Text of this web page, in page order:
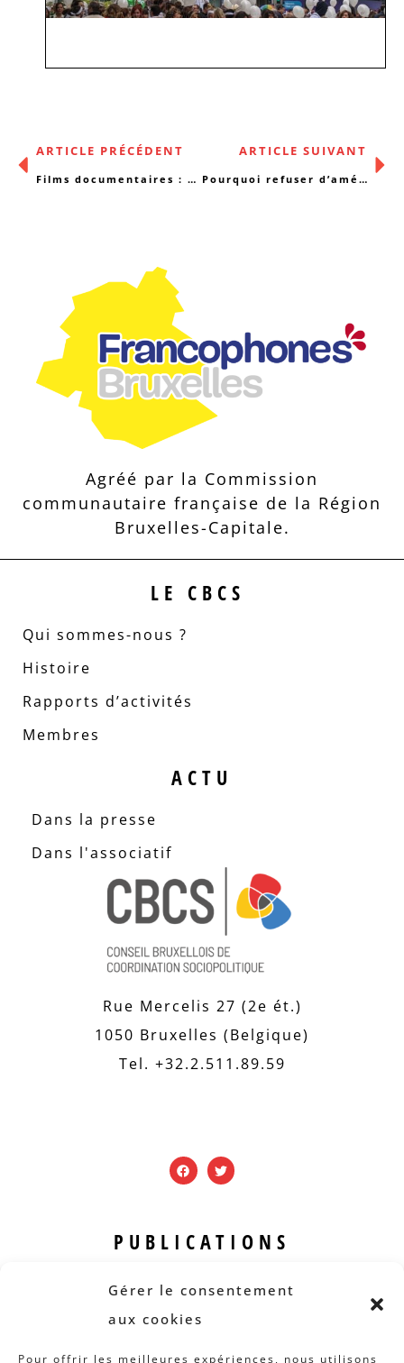
Gérer le consentement
aux cookies
Pour offrir les meilleures expériences, nous utilisons
ARTICLE PRÉCÉDENT
Films documentaires : cultures, alphabétisation…
ARTICLE SUIVANT
Pourquoi refuser d’améliorer l’accès à la contraception ?
Agréé par la Commission
communautaire française de la Région
Bruxelles-Capitale.
LE CBCS
Qui sommes-nous ?
Histoire
Rapports d’activités
Membres
ACTU
Dans la presse
Dans l'associatif
Rue Mercelis 27 (2e ét.)
1050 Bruxelles (Belgique)
Tel. +32.2.511.89.59
PUBLICATIONS
Revue B.I.S.
Rapports et analyses
Articles